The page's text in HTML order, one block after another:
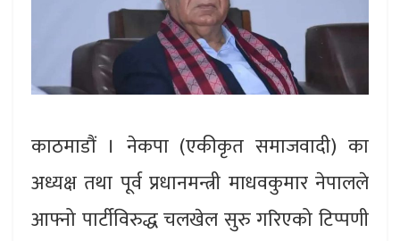
काठमाडौं । नेकपा (एकीकृत समाजवादी) का
अध्यक्ष तथा पूर्व प्रधानमन्त्री माधवकुमार नेपालले
आफ्नो पार्टीविरुद्ध चलखेल सुरु गरिएको टिप्पणी